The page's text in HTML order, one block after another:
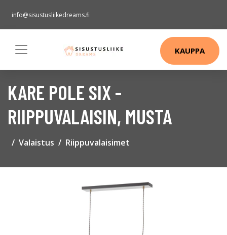
info@sisustusliikedreams.fi
KAUPPA
KARE POLE SIX -
RIIPPUVALAISIN, MUSTA
Valaistus Riippuvalaisimet